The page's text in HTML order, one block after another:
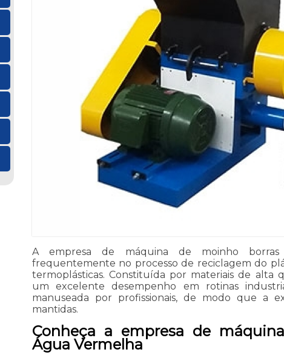
A empresa de máquina de moinho
frequentemente no processo de reciclagem do
termoplásticas. Constituída por materiais de alta
um excelente desempenho em rotinas
manuseada por profissionais, de modo que a
mantidas.
Conheça a empresa de
Água Vermelha